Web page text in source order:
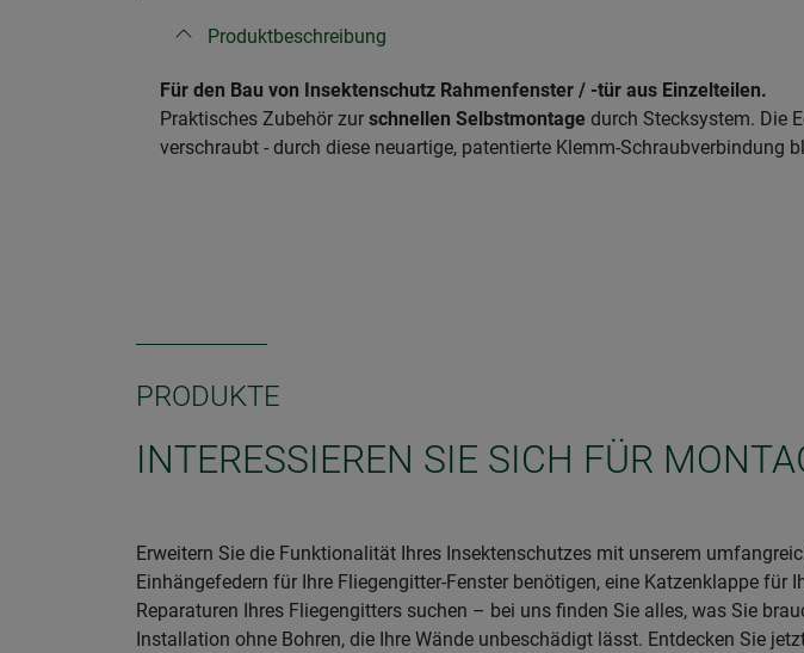
Produktbeschreibung
Für den Bau von Insektenschutz Rahmenfenster / -tür aus Einzelteilen.
Praktisches Zubehör zur schnellen Selbstmontage durch Stecksystem. Die
verschraubt - durch diese neuartige, patentierte Klemm-Schraubverbindung
PRODUKTE
INTERESSIEREN SIE SICH FÜR
Erweitern Sie die Funktionalität Ihres Insektenschutzes mit unserem
Einhängefedern für Ihre Fliegengitter-Fenster benötigen, eine Katzenklappe
Reparaturen Ihres Fliegengitters suchen – bei uns finden Sie alles, was Sie
Installation ohne Bohren, die Ihre Wände unbeschädigt lässt. Entdecken Sie